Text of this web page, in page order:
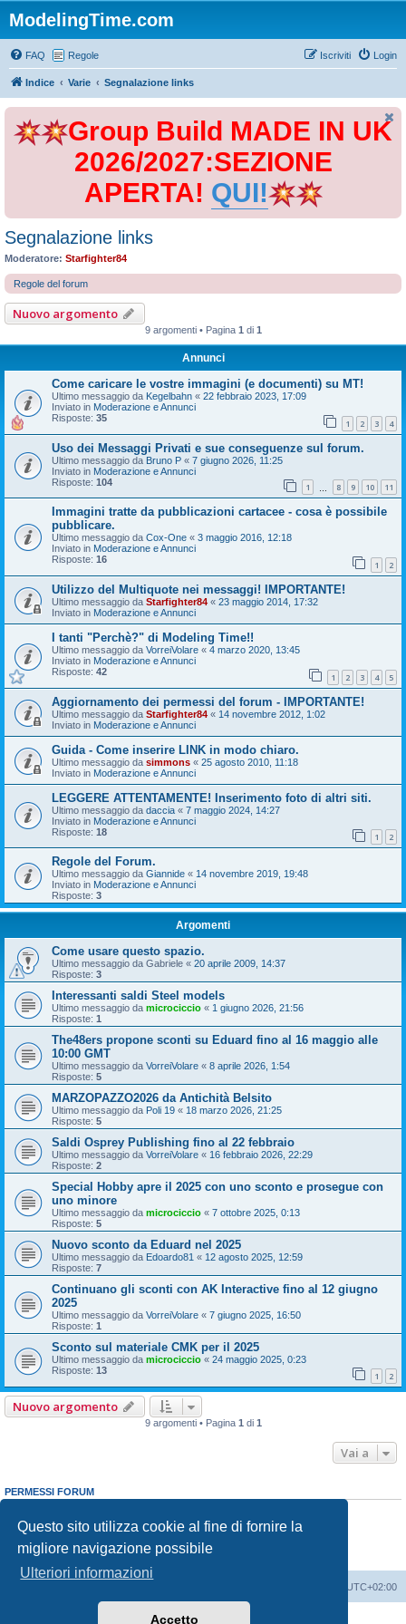
Questo sito utilizza cookie al fine di fornire la
migliore navigazione possibile
Ulteriori informazioni
Accetto
ModelingTime.com
FAQ Regole Login
Iscriviti
Indice Varie Segnalazione links
Group Build MADE IN UK
2026/2027:SEZIONE
APERTA! QUI!
Segnalazione links
Moderatore: Starfighter84
Regole del forum
Nuovo argomento
9 argomenti • Pagina 1 di 1
Annunci
Come caricare le vostre immagini (e documenti) su MT!
Ultimo messaggio da Kegelbahn « 22 febbraio 2023, 17:09
Inviato in Moderazione e Annunci
Risposte: 35 1 2 3 4
Uso dei Messaggi Privati e sue conseguenze sul forum.
Ultimo messaggio da Bruno P « 7 giugno 2026, 11:25
Inviato in Moderazione e Annunci
Risposte: 104 1 8 9 10 11
Immagini tratte da pubblicazioni cartacee - cosa è possibile
pubblicare.
Ultimo messaggio da Cox-One « 3 maggio 2016, 12:18
Inviato in Moderazione e Annunci
Risposte: 16 1 2
Utilizzo del Multiquote nei messaggi! IMPORTANTE!
Ultimo messaggio da Starfighter84 « 23 maggio 2014, 17:32
Inviato in Moderazione e Annunci
I tanti "Perchè?" di Modeling Time!!
Ultimo messaggio da VorreiVolare « 4 marzo 2020, 13:45
Inviato in Moderazione e Annunci
Risposte: 42 1 2 3 4 5
Aggiornamento dei permessi del forum - IMPORTANTE!
Ultimo messaggio da Starfighter84 « 14 novembre 2012, 1:02
Inviato in Moderazione e Annunci
Guida - Come inserire LINK in modo chiaro.
Ultimo messaggio da simmons « 25 agosto 2010, 11:18
Inviato in Moderazione e Annunci
LEGGERE ATTENTAMENTE! Inserimento foto di altri siti.
Ultimo messaggio da daccia « 7 maggio 2024, 14:27
Inviato in Moderazione e Annunci
Risposte: 18 1 2
Regole del Forum.
Ultimo messaggio da Giannide « 14 novembre 2019, 19:48
Inviato in Moderazione e Annunci
Risposte: 3
Argomenti
Come usare questo spazio.
Ultimo messaggio da Gabriele « 20 aprile 2009, 14:37
Risposte: 3
Interessanti saldi Steel models
Ultimo messaggio da microciccio « 1 giugno 2026, 21:56
Risposte: 1
The48ers propone sconti su Eduard fino al 16 maggio alle
10:00 GMT
Ultimo messaggio da VorreiVolare « 8 aprile 2026, 1:54
Risposte: 5
MARZOPAZZO2026 da Antichità Belsito
Ultimo messaggio da Poli 19 « 18 marzo 2026, 21:25
Risposte: 5
Saldi Osprey Publishing fino al 22 febbraio
Ultimo messaggio da VorreiVolare « 16 febbraio 2026, 22:29
Risposte: 2
Special Hobby apre il 2025 con uno sconto e prosegue con
uno minore
Ultimo messaggio da microciccio « 7 ottobre 2025, 0:13
Risposte: 5
Nuovo sconto da Eduard nel 2025
Ultimo messaggio da Edoardo81 « 12 agosto 2025, 12:59
Risposte: 7
Continuano gli sconti con AK Interactive fino al 12 giugno
2025
Ultimo messaggio da VorreiVolare « 7 giugno 2025, 16:50
Risposte: 1
Sconto sul materiale CMK per il 2025
Ultimo messaggio da microciccio « 24 maggio 2025, 0:23
Risposte: 13 1 2
Nuovo argomento
9 argomenti • Pagina 1 di 1
Vai a
PERMESSI FORUM
Non puoirispondere negli argomenti
Non puoimodificare i tuoi messaggi
Non puoicancellare i tuoi messaggi
Non puoi
inviare allegati
UTC+02:00
phpBB® Forum Software © phpBB Limited